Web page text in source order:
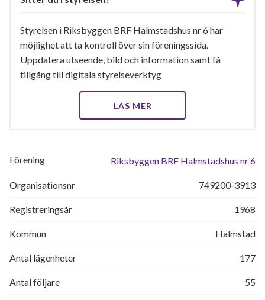
Styrelsen i Riksbyggen BRF Halmstadshus nr 6 har
möjlighet att ta kontroll över sin föreningssida.
Uppdatera utseende, bild och information samt få
tillgång till digitala styrelseverktyg
LÄS MER
Förening Riksbyggen BRF Halmstadshus nr 6
Organisationsnr 749200-3913
Registreringsår 1968
Kommun Halmstad
Antal lägenheter 177
Antal följare 55